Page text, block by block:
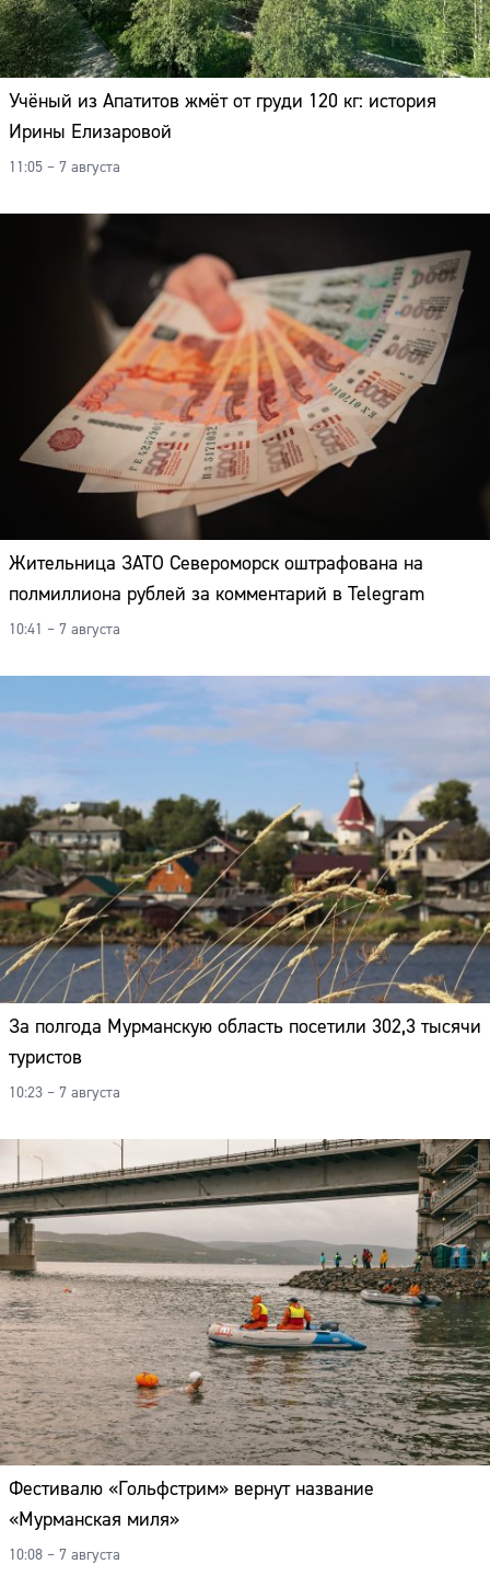
Учёный из Апатитов жмёт от груди 120 кг: история
Ирины Елизаровой
11:05 – 7 августа
Жительница ЗАТО Североморск оштрафована на
полмиллиона рублей за комментарий в Telegram
10:41 – 7 августа
За полгода Мурманскую область посетили 302,3 тысячи
туристов
10:23 – 7 августа
Фестивалю «Гольфстрим» вернут название
«Мурманская миля»
10:08 – 7 августа
Адрес:
Телефон: